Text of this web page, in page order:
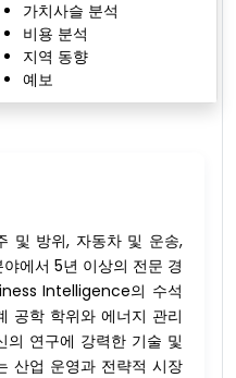
가치사슬 분석
비용 분석
지역 동향
예보
및 방위, 자동차 및 운송,
에서 5년 이상의 전문 경
Intelligence의 수석
공학 학위와 에너지 관리
연구에 강력한 기술 및
산업 운영과 전략적 시장